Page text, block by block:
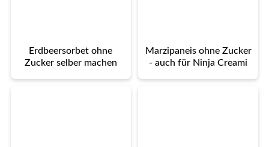
Erdbeersorbet ohne
Zucker selber machen
Marzipaneis ohne Zucker
- auch für Ninja Creami